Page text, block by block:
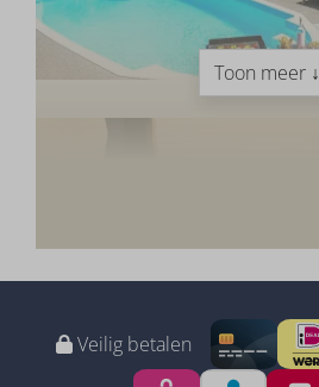
Toon meer ↓
Veilig betalen